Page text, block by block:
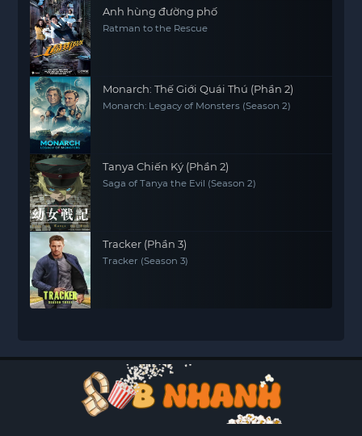
Anh hùng đường phố
Ratman to the Rescue
Monarch: Thế Giới Quái Thú (Phần 2)
Monarch: Legacy of Monsters (Season 2)
Tanya Chiến Ký (Phần 2)
Saga of Tanya the Evil (Season 2)
Tracker (Phần 3)
Tracker (Season 3)